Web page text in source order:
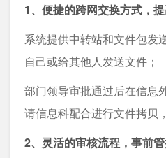
1、便捷的跨网交换方式，
系统提供中转站和文件包发
自己或给其他人发送文件；
部门领导审批通过后在信息
请信息科配合进行文件拷贝
2、灵活的审核流程，事前